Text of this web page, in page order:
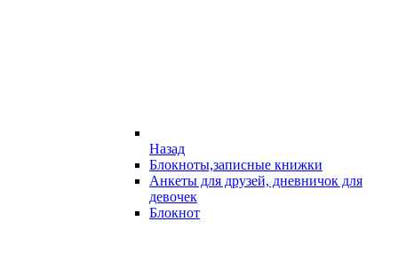
Назад
Блокноты,записные книжки
Анкеты для друзей, дневничок для
девочек
Блокнот